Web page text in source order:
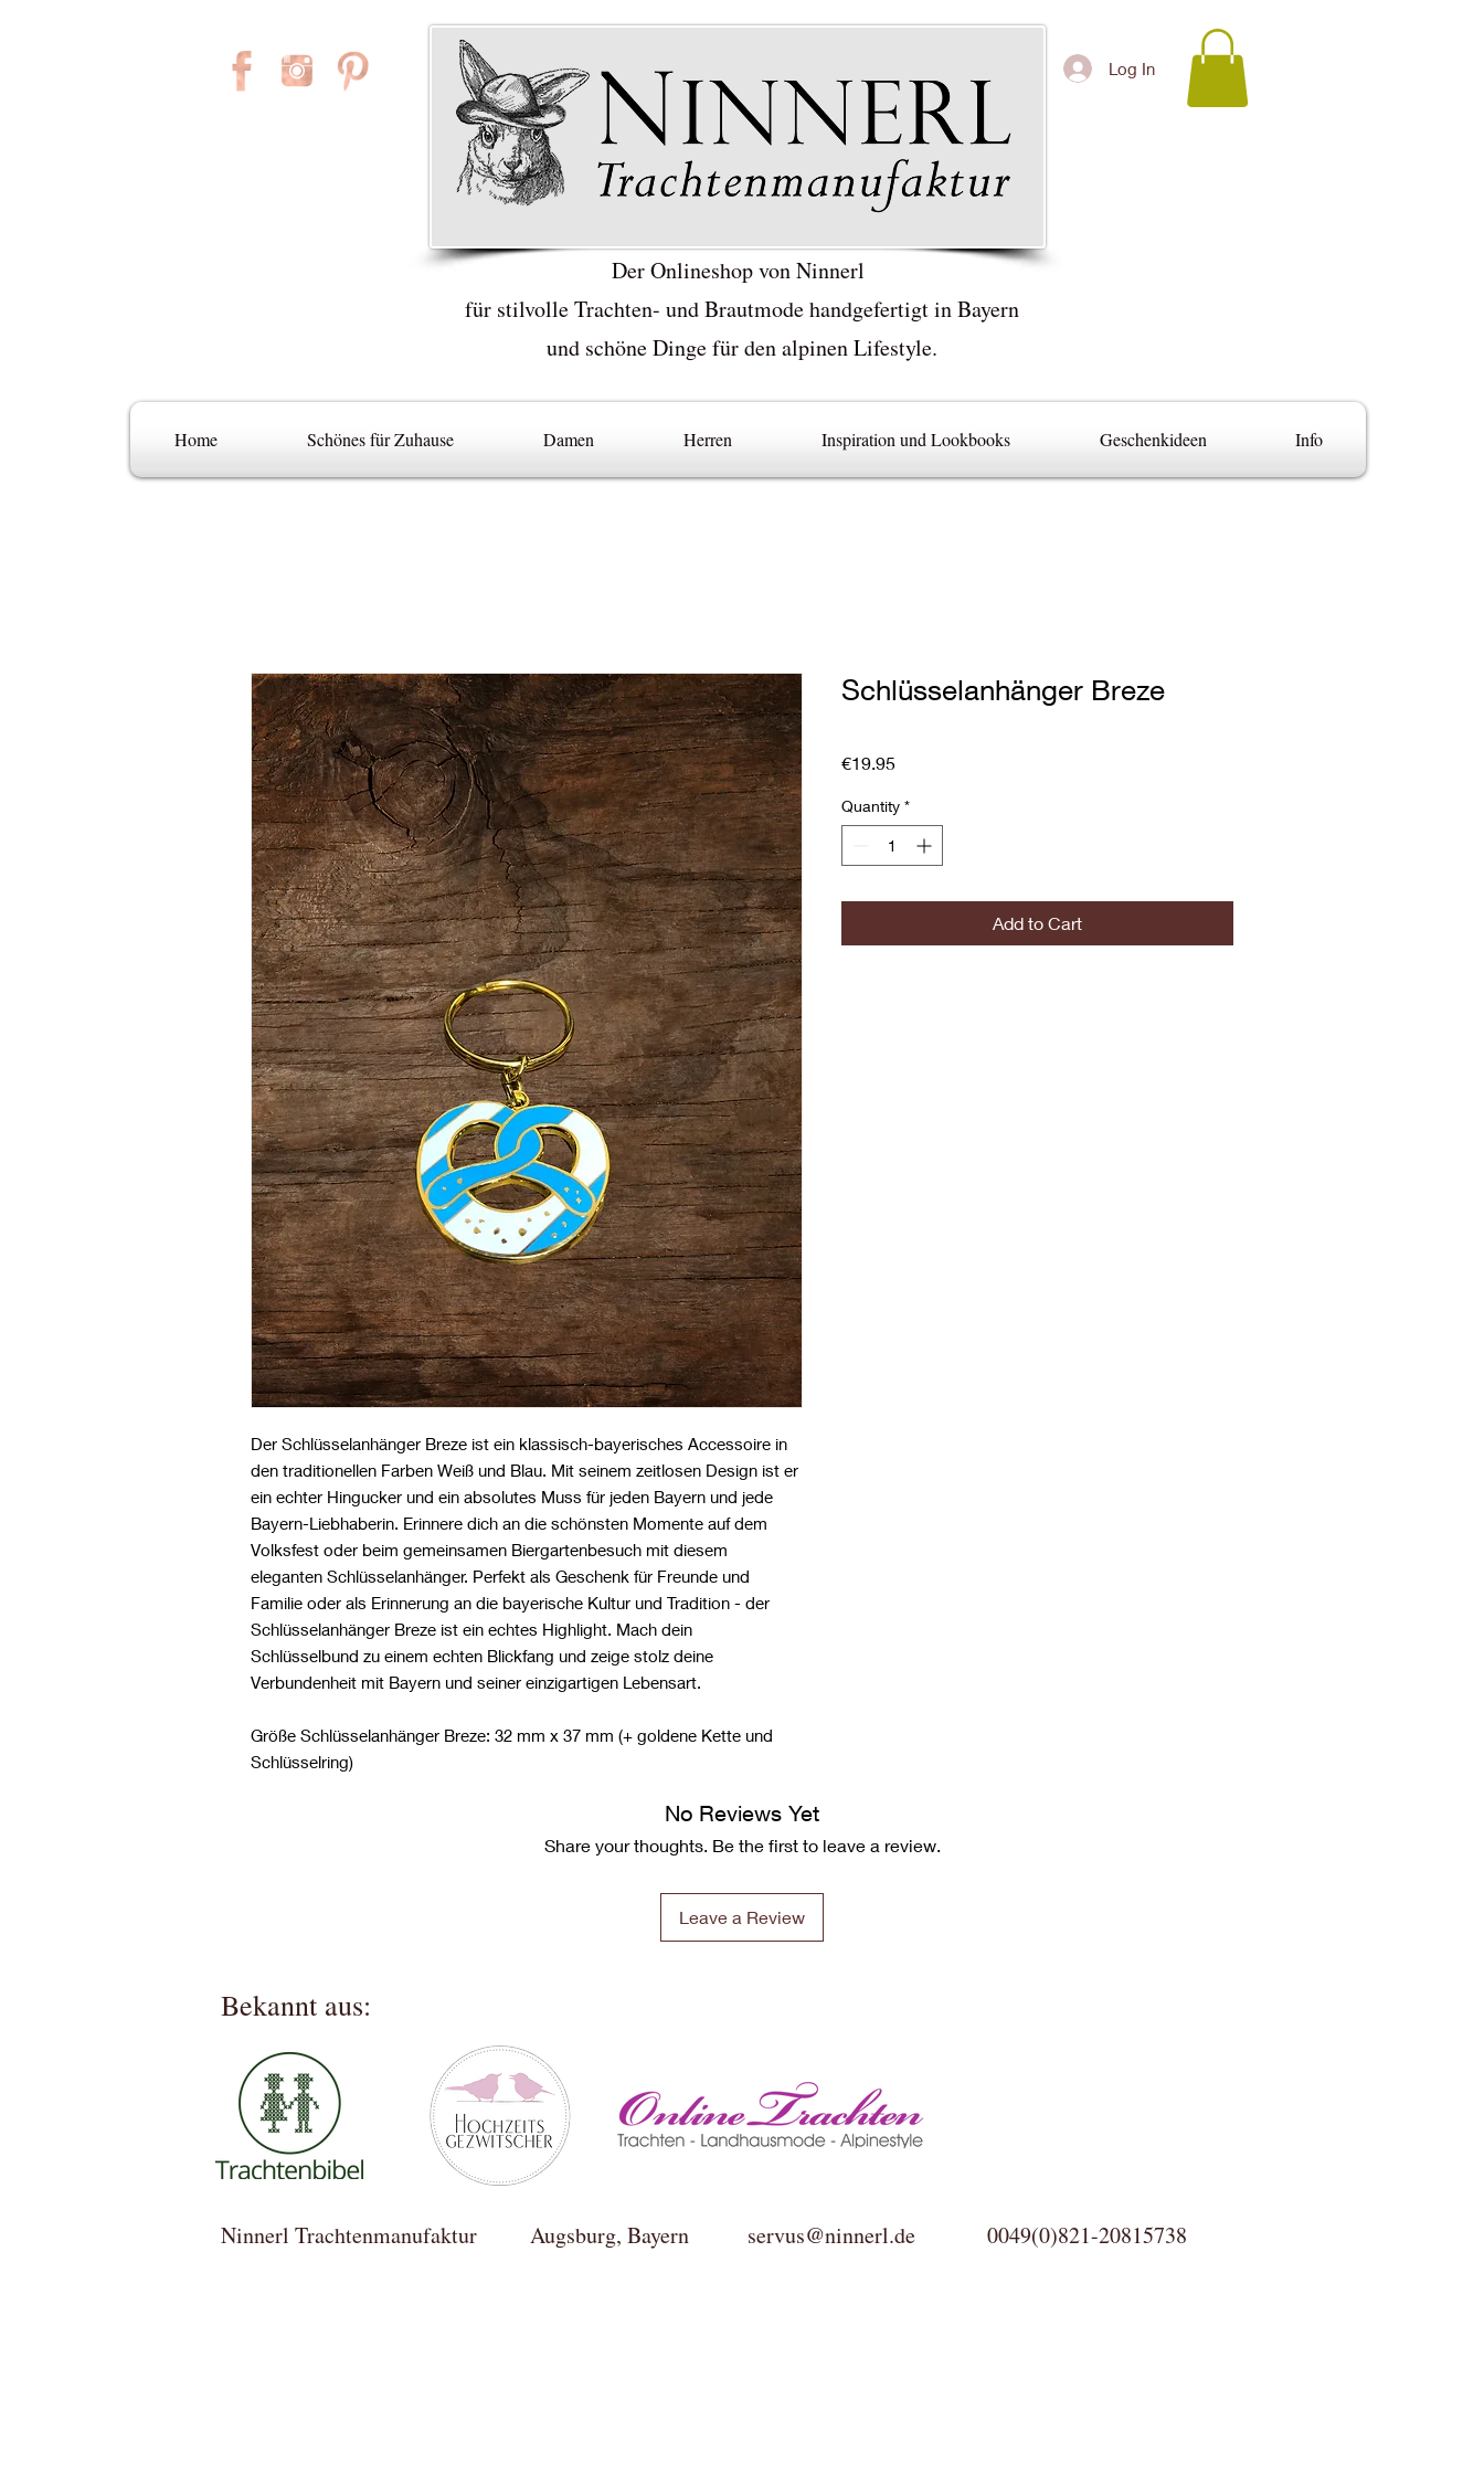
Log In
Der Onlineshop von Ninnerl
für stilvolle Trachten- und Brautmode handgefertigt in Bayern
und schöne Dinge für den alpinen Lifestyle.
Home Schönes für Zuhause Damen Herren Inspiration und Lookbooks Geschenkideen Info
Der Schlüsselanhänger Breze ist ein klassisch-bayerisches Accessoire in
den traditionellen Farben Weiß und Blau. Mit seinem zeitlosen Design ist er
ein echter Hingucker und ein absolutes Muss für jeden Bayern und jede
Bayern-Liebhaberin. Erinnere dich an die schönsten Momente auf dem
Volksfest oder beim gemeinsamen Biergartenbesuch mit diesem
eleganten Schlüsselanhänger. Perfekt als Geschenk für Freunde und
Familie oder als Erinnerung an die bayerische Kultur und Tradition - der
Schlüsselanhänger Breze ist ein echtes Highlight. Mach dein
Schlüsselbund zu einem echten Blickfang und zeige stolz deine
Verbundenheit mit Bayern und seiner einzigartigen Lebensart.
Größe Schlüsselanhänger Breze: 32 mm x 37 mm (+ goldene Kette und
Schlüsselring)
Schlüsselanhänger Breze
€19.95Price
Quantity *
Add to Cart
No Reviews Yet
Share your thoughts. Be the first to leave a review.
Leave a Review
Bekannt aus:
Ninnerl Trachtenmanufaktur Augsburg, Bayern servus@ninnerl.de 0049(0)821-20815738